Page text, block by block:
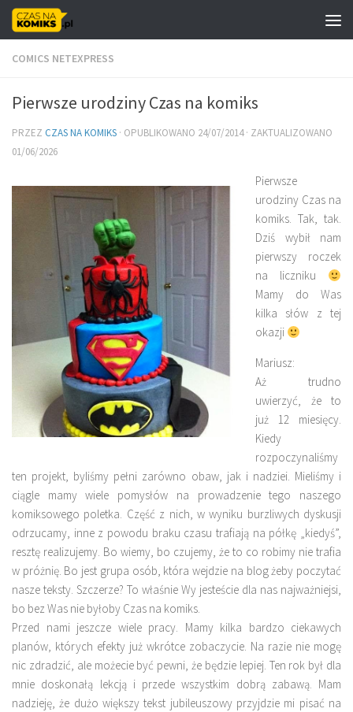
Skip to content
COMICS NETEXPRESS
Pierwsze urodziny Czas na komiks
PRZEZ CZAS NA KOMIKS · OPUBLIKOWANO 24/07/2014· ZAKTUALIZOWANO
01/06/2026
Pierwsze
urodziny Czas na
komiks. Tak, tak.
Dziś wybił nam
pierwszy roczek
na liczniku
Mamy do Was
kilka słów z tej
okazji
Mariusz:
Aż trudno
uwierzyć, że to
już 12 miesięcy.
Kiedy
rozpoczynaliśmy
ten projekt, byliśmy pełni zarówno obaw, jak i nadziei. Mieliśmy i
ciągle mamy wiele pomysłów na prowadzenie tego naszego
komiksowego poletka. Część z nich, w wyniku burzliwych dyskusji
odrzucamy, inne z powodu braku czasu trafiają na półkę „kiedyś”,
resztę realizujemy. Bo wiemy, bo czujemy, że to co robimy nie trafia
w próżnię. Bo jest grupa osób, która wejdzie na blog żeby poczytać
nasze teksty. Szczerze? To właśnie Wy jesteście dla nas najważniejsi,
bo bez Was nie byłoby Czas na komiks.
Przed nami jeszcze wiele pracy. Mamy kilka bardzo ciekawych
planów, których efekty już wkrótce zobaczycie. Na razie nie mogę
nic zdradzić, ale możecie być pewni, że będzie lepiej. Ten rok był dla
mnie doskonałą lekcją i przede wszystkim dobrą zabawą. Mam
nadzieję, że dużo większy tekst jubileuszowy przyjdzie mi pisać na